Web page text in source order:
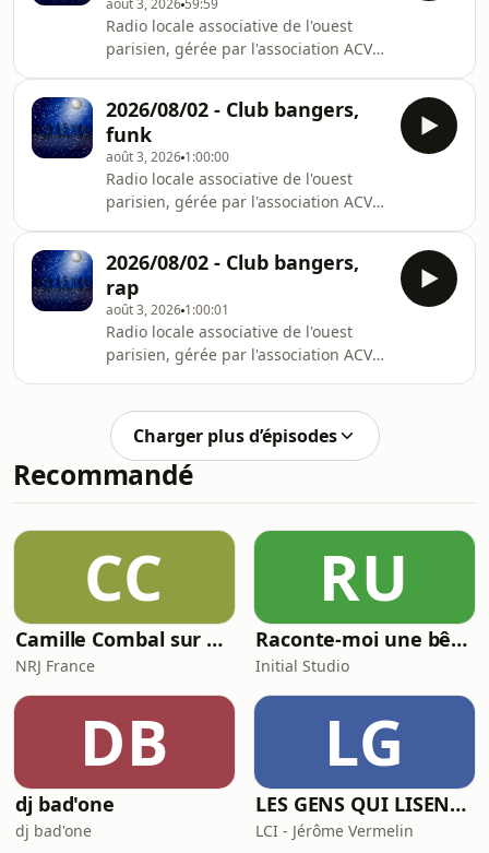
août 3, 2026 59:59
Radio locale associative de l'ouest
parisien, gérée par l'association ACVS.
rvvs.fr.
2026/08/02 - Club bangers,
funk
août 3, 2026 1:00:00
Radio locale associative de l'ouest
parisien, gérée par l'association ACVS.
rvvs.fr.
2026/08/02 - Club bangers,
rap
août 3, 2026 1:00:01
Radio locale associative de l'ouest
parisien, gérée par l'association ACVS.
rvvs.fr.
Charger plus d’épisodes
Recommandé
CC
Camille Combal sur NRJ
NRJ France
RU
Raconte-moi une bêtise
Initial Studio
DB
dj bad'one
dj bad'one
LG
LES GENS QUI LISENT SONT PLUS HEUREUX
LCI - Jérôme Vermelin